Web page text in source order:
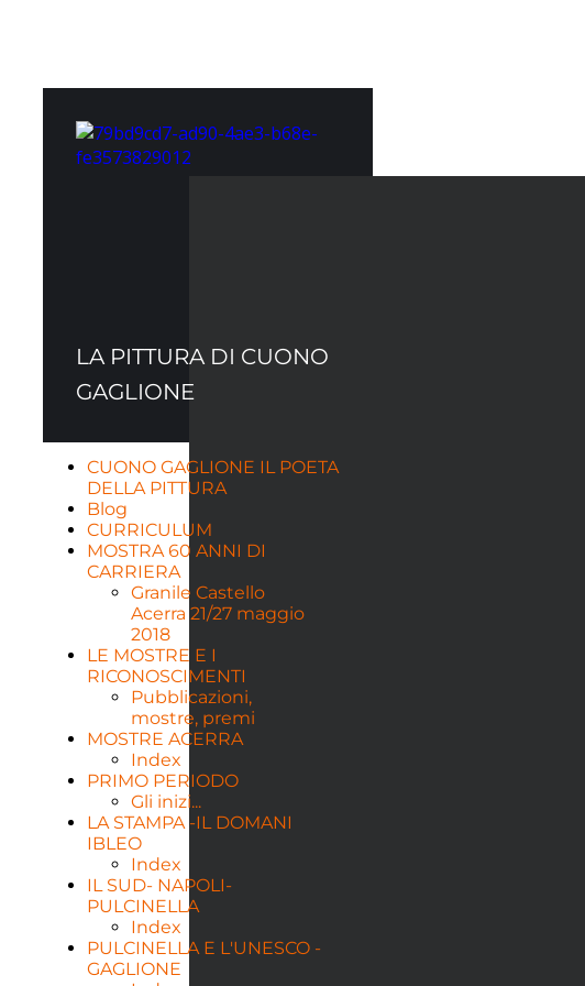
LA PITTURA DI CUONO
GAGLIONE
CUONO GAGLIONE IL POETA
DELLA PITTURA
Blog
CURRICULUM
MOSTRA 60 ANNI DI
CARRIERA
Granile Castello
Acerra 21/27 maggio
2018
LE MOSTRE E I
RICONOSCIMENTI
Pubblicazioni,
mostre, premi
MOSTRE ACERRA
Index
PRIMO PERIODO
Gli inizi...
LA STAMPA -IL DOMANI
IBLEO
Index
IL SUD- NAPOLI-
PULCINELLA
Index
PULCINELLA E L'UNESCO -
GAGLIONE